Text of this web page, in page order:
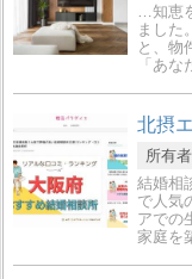
…知恵
ました。
と、物
「あ
北摂
所有者
結婚相
で人気
アでの
家庭を